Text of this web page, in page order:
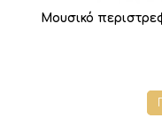
Μουσικό